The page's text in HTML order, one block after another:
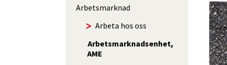
Arbets­marknad
Arbeta hos oss
Arbets­marknads­enhet,
AME